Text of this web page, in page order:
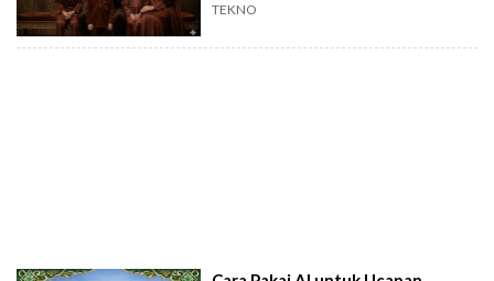
TEKNO